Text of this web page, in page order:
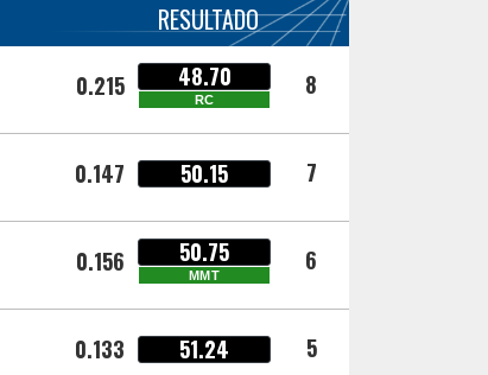
RESULTADO
0.215 48.70
RC 8
0.147 50.15 7
0.156 50.75
MMT 6
0.133 51.24 5